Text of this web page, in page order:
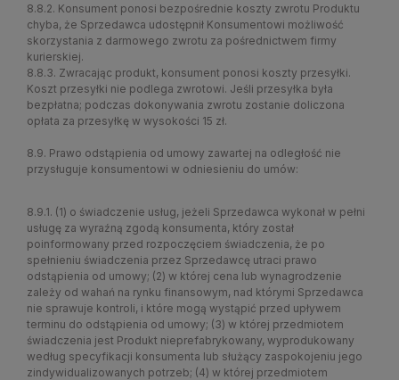
8.8.2. Konsument ponosi bezpośrednie koszty zwrotu Produktu
chyba, że Sprzedawca udostępnił Konsumentowi możliwość
skorzystania z darmowego zwrotu za pośrednictwem firmy
kurierskiej.
8.8.3. Zwracając produkt, konsument ponosi koszty przesyłki.
Koszt przesyłki nie podlega zwrotowi. Jeśli przesyłka była
bezpłatna; podczas dokonywania zwrotu zostanie doliczona
opłata za przesyłkę w wysokości 15 zł.
8.9. Prawo odstąpienia od umowy zawartej na odległość nie
przysługuje konsumentowi w odniesieniu do umów:
8.9.1. (1) o świadczenie usług, jeżeli Sprzedawca wykonał w pełni
usługę za wyraźną zgodą konsumenta, który został
poinformowany przed rozpoczęciem świadczenia, że po
spełnieniu świadczenia przez Sprzedawcę utraci prawo
odstąpienia od umowy; (2) w której cena lub wynagrodzenie
zależy od wahań na rynku finansowym, nad którymi Sprzedawca
nie sprawuje kontroli, i które mogą wystąpić przed upływem
terminu do odstąpienia od umowy; (3) w której przedmiotem
świadczenia jest Produkt nieprefabrykowany, wyprodukowany
według specyfikacji konsumenta lub służący zaspokojeniu jego
zindywidualizowanych potrzeb; (4) w której przedmiotem